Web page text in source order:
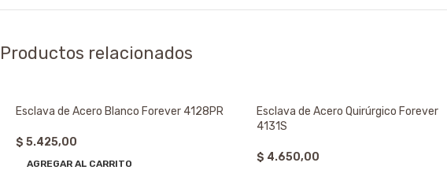
Productos relacionados
Esclava de Acero Blanco Forever 4128PR
$ 5.425,00
AGREGAR AL CARRITO
Esclava de Acero Quirúrgico Forever
4131S
$ 4.650,00